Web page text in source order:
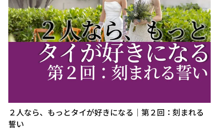
２人なら、もっとタイが好きになる｜第２回：刻まれる
誓い